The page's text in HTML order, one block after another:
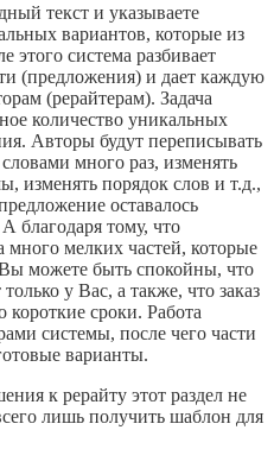
текст и указываете
вариантов, которые из
этого система разбивает
(предложения) и дает каждую
(рерайтерам). Задача
количество уникальных
Авторы будут переписывать
много раз, изменять
изменять порядок слов и т.д.,
оставалось
благодаря тому, что
много мелких частей, которые
можете быть спокойны, что
у Вас, а также, что заказ
сроки. Работа
системы, после чего части
варианты.
к рерайту этот раздел не
лишь получить шаблон для